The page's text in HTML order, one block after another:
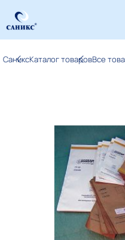
СаниксКаталог товаровВсе